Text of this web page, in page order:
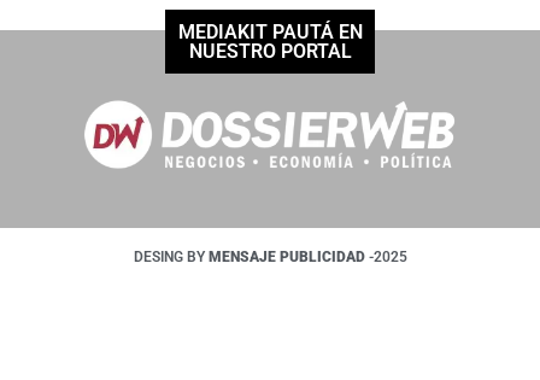
MEDIAKIT PAUTÁ EN
NUESTRO PORTAL
DESING BY MENSAJE PUBLICIDAD -2025